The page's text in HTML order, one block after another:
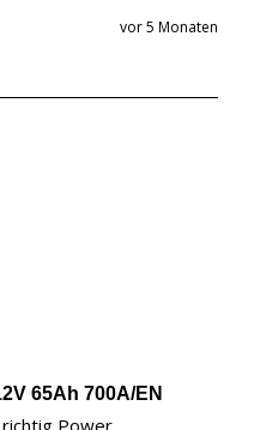
vor 5 Monaten
65Ah 700A/EN
Power